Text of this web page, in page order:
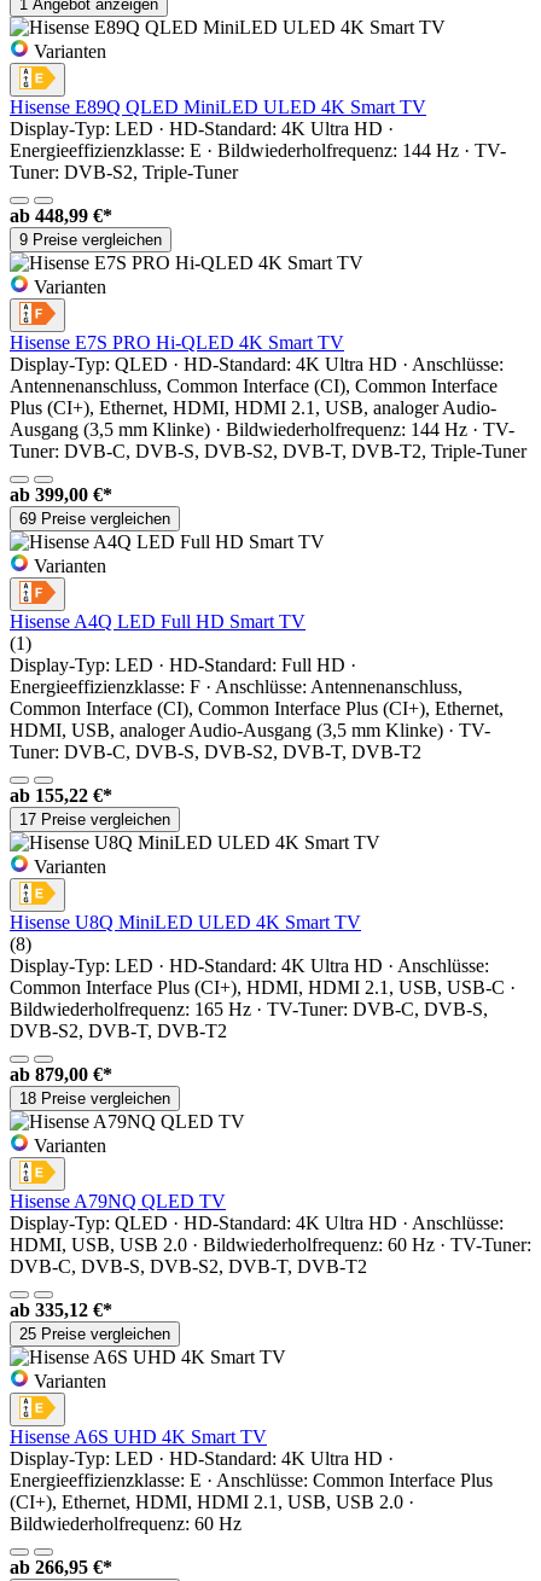
1 Angebot anzeigen
Varianten
Hisense E89Q QLED MiniLED ULED 4K Smart TV
Display-Typ: LED · HD-Standard: 4K Ultra HD ·
Energieeffizienzklasse: E · Bildwiederholfrequenz: 144 Hz · TV-
Tuner: DVB-S2, Triple-Tuner
ab 448,99 €*
9 Preise vergleichen
Varianten
Hisense E7S PRO Hi-QLED 4K Smart TV
Display-Typ: QLED · HD-Standard: 4K Ultra HD · Anschlüsse:
Antennenanschluss, Common Interface (CI), Common Interface
Plus (CI+), Ethernet, HDMI, HDMI 2.1, USB, analoger Audio-
Ausgang (3,5 mm Klinke) · Bildwiederholfrequenz: 144 Hz · TV-
Tuner: DVB-C, DVB-S, DVB-S2, DVB-T, DVB-T2, Triple-Tuner
ab 399,00 €*
69 Preise vergleichen
Varianten
Hisense A4Q LED Full HD Smart TV
(1)
Display-Typ: LED · HD-Standard: Full HD ·
Energieeffizienzklasse: F · Anschlüsse: Antennenanschluss,
Common Interface (CI), Common Interface Plus (CI+), Ethernet,
HDMI, USB, analoger Audio-Ausgang (3,5 mm Klinke) · TV-
Tuner: DVB-C, DVB-S, DVB-S2, DVB-T, DVB-T2
ab 155,22 €*
17 Preise vergleichen
Varianten
Hisense U8Q MiniLED ULED 4K Smart TV
(8)
Display-Typ: LED · HD-Standard: 4K Ultra HD · Anschlüsse:
Common Interface Plus (CI+), HDMI, HDMI 2.1, USB, USB-C ·
Bildwiederholfrequenz: 165 Hz · TV-Tuner: DVB-C, DVB-S,
DVB-S2, DVB-T, DVB-T2
ab 879,00 €*
18 Preise vergleichen
Varianten
Hisense A79NQ QLED TV
Display-Typ: QLED · HD-Standard: 4K Ultra HD · Anschlüsse:
HDMI, USB, USB 2.0 · Bildwiederholfrequenz: 60 Hz · TV-Tuner:
DVB-C, DVB-S, DVB-S2, DVB-T, DVB-T2
ab 335,12 €*
25 Preise vergleichen
Varianten
Hisense A6S UHD 4K Smart TV
Display-Typ: LED · HD-Standard: 4K Ultra HD ·
Energieeffizienzklasse: E · Anschlüsse: Common Interface Plus
(CI+), Ethernet, HDMI, HDMI 2.1, USB, USB 2.0 ·
Bildwiederholfrequenz: 60 Hz
ab 266,95 €*